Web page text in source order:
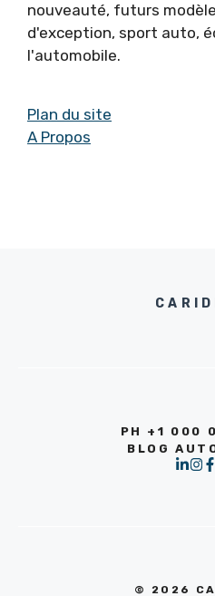
nouveauté, futurs
d'exception, sport auto,
l'automobile.
Plan du site
A Propos
PH +1 000
BLOG
© 2026